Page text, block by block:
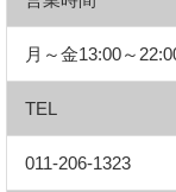
月～金13:00～
TEL
011-206-1323